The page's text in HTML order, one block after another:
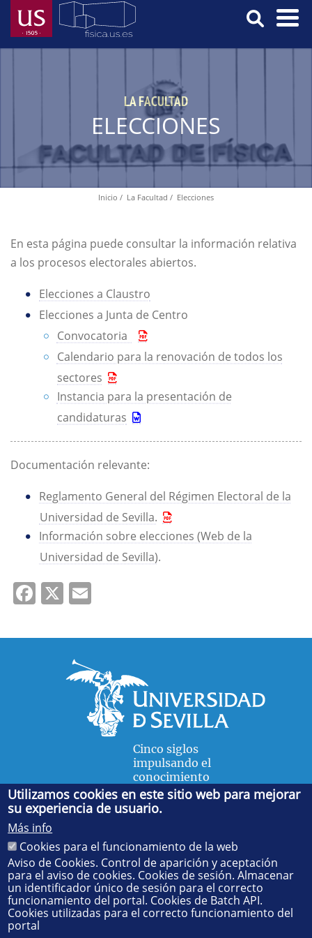
Pasar
contenido
LA FACULTAD
ELECCIONES
navegación
Inicio La Facultad Elecciones
En esta página puede consultar la información relativa
a los procesos electorales abiertos.
Elecciones a Claustro
Elecciones a Junta de Centro
Convocatoria
Calendario para la renovación de todos los
sectores
Instancia para la presentación de
candidaturas
Documentación relevante:
Reglamento General del Régimen Electoral de la
Universidad de Sevilla.
Información sobre elecciones (Web de la
Universidad de Sevilla).
Facebook
X
Cinco siglos
impulsando el
conocimiento
FACULTAD DE FÍSICA
Avda. de la Reina Mercedes, s/n. 41012 Sevilla. Tel.:
55 28 91. Administración:administradorfisica@us.es
Secretaría:jsecfisi@us.es- Decanato:ffisaog@us.es
Utilizamos cookies en este sitio web para mejorar
su experiencia de usuario.
Más info
Cookies para el funcionamiento de la web
Aviso de Cookies. Control de aparición y aceptación
para el aviso de cookies. Cookies de sesión. Almacenar
un identificador único de sesión para el correcto
funcionamiento del portal. Cookies de Batch API.
Cookies utilizadas para el correcto funcionamiento del
portal